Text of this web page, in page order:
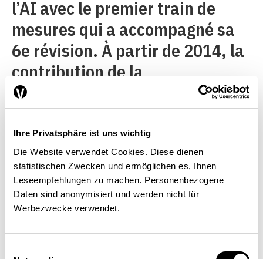
Ihre Privatsphäre ist uns wichtig
Die Website verwendet Cookies. Diese dienen
statistischen Zwecken und ermöglichen es, Ihnen
Leseempfehlungen zu machen. Personenbezogene
Daten sind anonymisiert und werden nicht für
Werbezwecke verwendet.
l’AI avec le premier train de
mesures qui a accompagné sa
6e révision. À partir de 2014, la
contribution de la
Confédération s’adaptera
chaque année au taux de
croissance de la TVA. Comme
les rentes AI progressent un
peu plus lentement que le PIB,
cette contribution croîtra à un